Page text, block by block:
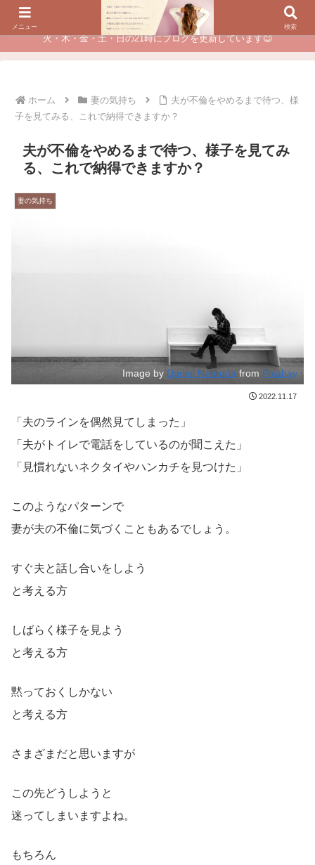
夫に不倫されたつらい経験が、あなたのチャンスに変わるカウンセリング
火・木・金・土・日の21時にブログを更新しています😊
ホーム 妻の気持ち
夫が不倫をやめるまで待つ、様
子を見てみる、これで納得できますか？
夫が不倫をやめるまで待つ、様子を見てみ
る、これで納得できますか？
妻の気持ち
Image by Daniel Nebreda from Pixabay
2022.11.17
「夫のラインを偶然見てしまった」
「夫がトイレで電話をしているのが聞こえた」
「見慣れないネクタイやハンカチを見つけた」
このようなパターンで
妻が夫の不倫に気づくこともあるでしょう。
すぐ夫と話し合いをしよう
と考える方
しばらく様子を見よう
と考える方
黙っておくしかない
と考える方
さまざまだと思いますが
この先どうしようと
迷ってしまいますよね。
もちろん
メニュー 検索